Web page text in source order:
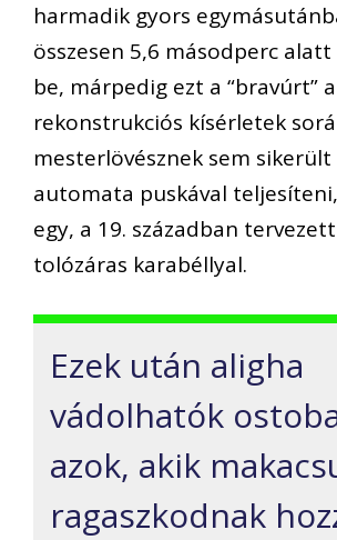
harmadik gyors
összesen 5,6 másodperc
be, márpedig ezt a “bravúrt”
rekonstrukciós kísérletek
mesterlövésznek sem
automata puskával
egy, a 19. században tervezett
tolózáras karabéllyal.
Ezek után aligha
vádolhatók
azok, akik
ragaszkodnak